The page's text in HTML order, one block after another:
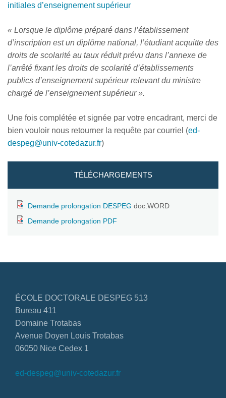
initiales d’enseignement supérieur
« Lorsque le diplôme préparé dans l’établissement
d’inscription est un diplôme national, l’étudiant acquitte des
droits de scolarité au taux réduit prévu dans l’annexe de
l’arrêté fixant les droits de scolarité d’établissements
publics d’enseignement supérieur relevant du ministre
chargé de l’enseignement supérieur ».
Une fois complétée et signée par votre encadrant, merci de
bien vouloir nous retourner la requête par courriel (ed-
despeg@univ-cotedazur.fr)
TÉLÉCHARGEMENTS
Demande prolongation DESPEG doc.WORD
Demande prolongation PDF
ÉCOLE DOCTORALE DESPEG 513
Bureau 411
Domaine Trotabas
Avenue Doyen Louis Trotabas
06050 Nice Cedex 1
ed-despeg@univ-cotedazur.fr